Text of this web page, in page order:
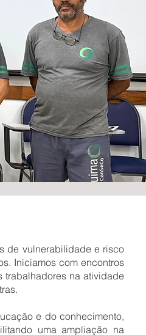
de vulnerabilidade e risco
Iniciamos com encontros
trabalhadores na atividade
e do conhecimento,
uma ampliação na